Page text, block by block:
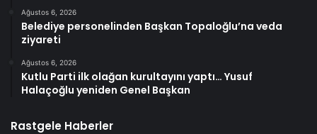
Ağustos 6, 2026
Belediye personelinden Başkan Topaloğlu’na veda
ziyareti
Ağustos 6, 2026
Kutlu Parti ilk olağan kurultayını yaptı… Yusuf
Halaçoğlu yeniden Genel Başkan
Rastgele Haberler